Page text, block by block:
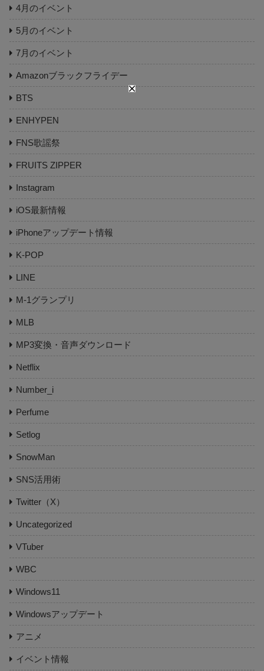
4月のイベント
5月のイベント
7月のイベント
Amazonブラックフライデー
BTS
ENHYPEN
FNS歌謡祭
FRUITS ZIPPER
Instagram
iOS最新情報
iPhoneアップデート情報
K-POP
LINE
M-1グランプリ
MLB
MP3変換・音声ダウンロード
Netflix
Number_i
Perfume
Setlog
SnowMan
SNS活用術
Twitter（X）
Uncategorized
VTuber
WBC
Windows11
Windowsアップデート
アニメ
イベント情報